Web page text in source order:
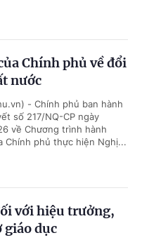
Chính phủ về đổi
nước
- Chính phủ ban hành
số 217/NQ-CP ngày
về Chương trình hành
Chính phủ thực hiện Nghị...
với hiệu trưởng,
giáo dục